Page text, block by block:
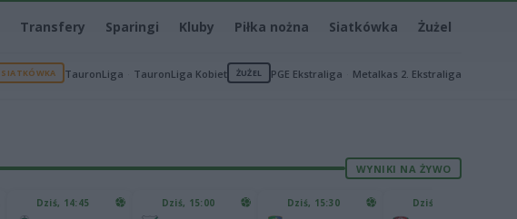
Transfery Sparingi Kluby Piłka nożna Siatkówka Żużel
SIATKÓWKA TauronLiga TauronLiga Kobiet ŻUŻEL PGE Ekstraliga Metalkas 2. Ekstraliga
WYNIKI NA ŻYWO
Dziś, 14:45 Dziś, 15:00 Dziś, 15:30 Dziś, 15:30